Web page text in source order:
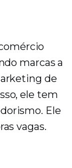
marcas a
de
ele tem
Ele
vagas.